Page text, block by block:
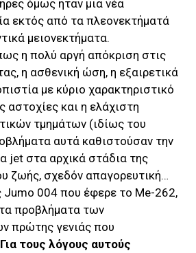
όμως ήταν μια νέα
εκτός από τα πλεονεκτήματά
μειονεκτήματα.
η πολύ αργή απόκριση στις
η ασθενική ώση, η εξαιρετικά
με κύριο χαρακτηριστικό
αστοχίες και η ελάχιστη
τμημάτων (ιδίως του
αυτά καθιστούσαν την
jet στα αρχικά στάδια της
ζωής, σχεδόν απαγορευτική…
Jumo 004 που έφερε το Me-262,
προβλήματα των
πρώτης γενιάς που
Για τους λόγους αυτούς